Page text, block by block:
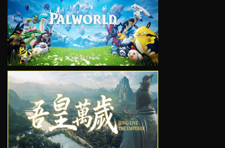
VIEW
VIEW